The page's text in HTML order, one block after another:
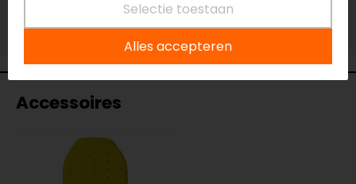
Accessoires
Selectie toestaan
Alles accepteren